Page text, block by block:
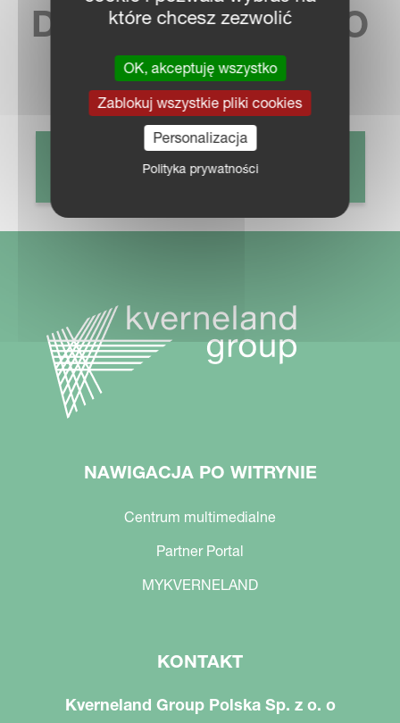
DO NAJBLIŻSZEGO
SPRZEDAWCY
LOKALIZATOR DEALERÓW
NAWIGACJA PO WITRYNIE
Centrum multimedialne
Partner Portal
MYKVERNELAND
KONTAKT
Kverneland Group Polska Sp. z o. o
które chcesz zezwolić
OK, akceptuję wszystko
Zablokuj wszystkie pliki cookies
Personalizacja
Polityka prywatności